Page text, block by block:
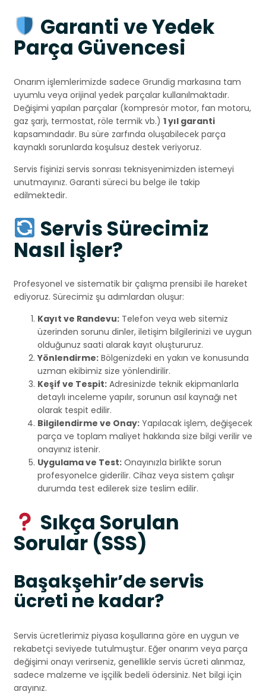
Garanti ve Yedek
Parça Güvencesi
Onarım işlemlerimizde sadece Grundig markasına tam
uyumlu veya orijinal yedek parçalar kullanılmaktadır.
Değişimi yapılan parçalar (kompresör motor, fan motoru,
gaz şarjı, termostat, röle termik vb.) 1 yıl garanti
kapsamındadır. Bu süre zarfında oluşabilecek parça
kaynaklı sorunlarda koşulsuz destek veriyoruz.
Servis fişinizi servis sonrası teknisyenimizden istemeyi
unutmayınız. Garanti süreci bu belge ile takip
edilmektedir.
Servis Sürecimiz
Nasıl İşler?
Profesyonel ve sistematik bir çalışma prensibi ile hareket
ediyoruz. Sürecimiz şu adımlardan oluşur:
Kayıt ve Randevu: Telefon veya web sitemiz
üzerinden sorunu dinler, iletişim bilgilerinizi ve uygun
olduğunuz saati alarak kayıt oluştururuz.
Yönlendirme: Bölgenizdeki en yakın ve konusunda
uzman ekibimiz size yönlendirilir.
Keşif ve Tespit: Adresinizde teknik ekipmanlarla
detaylı inceleme yapılır, sorunun asıl kaynağı net
olarak tespit edilir.
Bilgilendirme ve Onay: Yapılacak işlem, değişecek
parça ve toplam maliyet hakkında size bilgi verilir ve
onayınız istenir.
Uygulama ve Test: Onayınızla birlikte sorun
profesyonelce giderilir. Cihaz veya sistem çalışır
durumda test edilerek size teslim edilir.
Sıkça Sorulan
Sorular (SSS)
Başakşehir’de servis
ücreti ne kadar?
Servis ücretlerimiz piyasa koşullarına göre en uygun ve
rekabetçi seviyede tutulmuştur. Eğer onarım veya parça
değişimi onayı verirseniz, genellikle servis ücreti alınmaz,
sadece malzeme ve işçilik bedeli ödersiniz. Net bilgi için
arayınız.